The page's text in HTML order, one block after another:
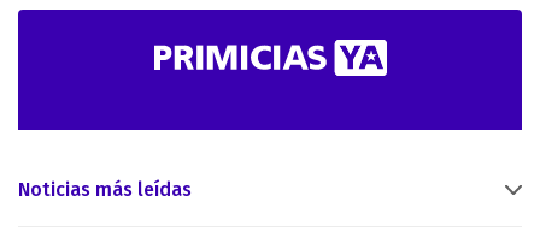
Noticias más leídas